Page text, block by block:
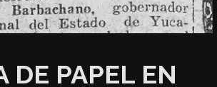
DE PAPEL EN